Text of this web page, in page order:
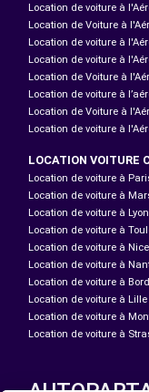
Location de voiture à
Location de Voiture à
Location de voiture à
Location de voiture à
Location de Voiture à
Location de voiture à
Location de Voiture à
Location de voiture à
LOCATION VOITURE
Location de voiture à
Location de voiture à
Location de voiture à Lyon
Location de voiture à
Location de voiture à Nice
Location de voiture à
Location de voiture à
Location de voiture à Lille
Location de voiture à
Location de voiture à